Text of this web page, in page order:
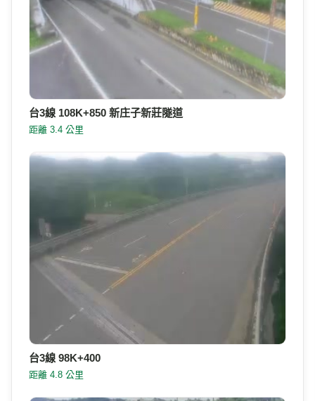
台3線 108K+850 新庄子新莊隧道
距離 3.4 公里
台3線 98K+400
距離 4.8 公里